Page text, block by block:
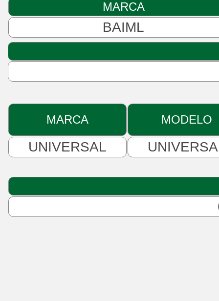
MARCA
BAIML
MARCA MODELO
UNIVERSAL